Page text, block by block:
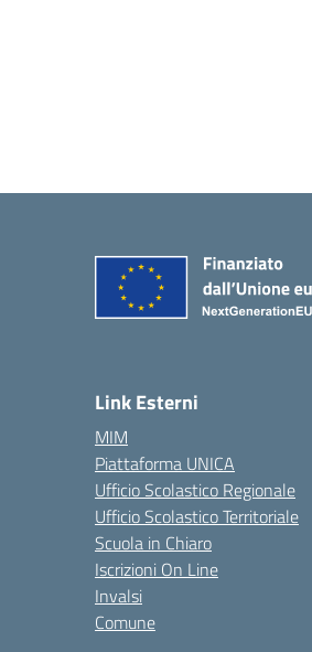
Link Esterni
MIM
Piattaforma UNICA
Ufficio Scolastico Regionale
Ufficio Scolastico Territoriale
Scuola in Chiaro
Iscrizioni On Line
Invalsi
Comune